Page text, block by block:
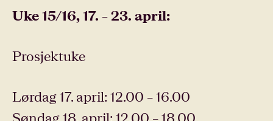
Uke 15/16, 17. – 23. april:
Prosjektuke
Lørdag 17. april: 12.00 – 16.00
Søndag 18. april: 12.00 – 18.00